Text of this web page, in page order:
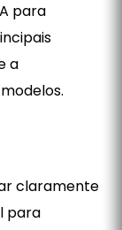
para
a
claramente
para